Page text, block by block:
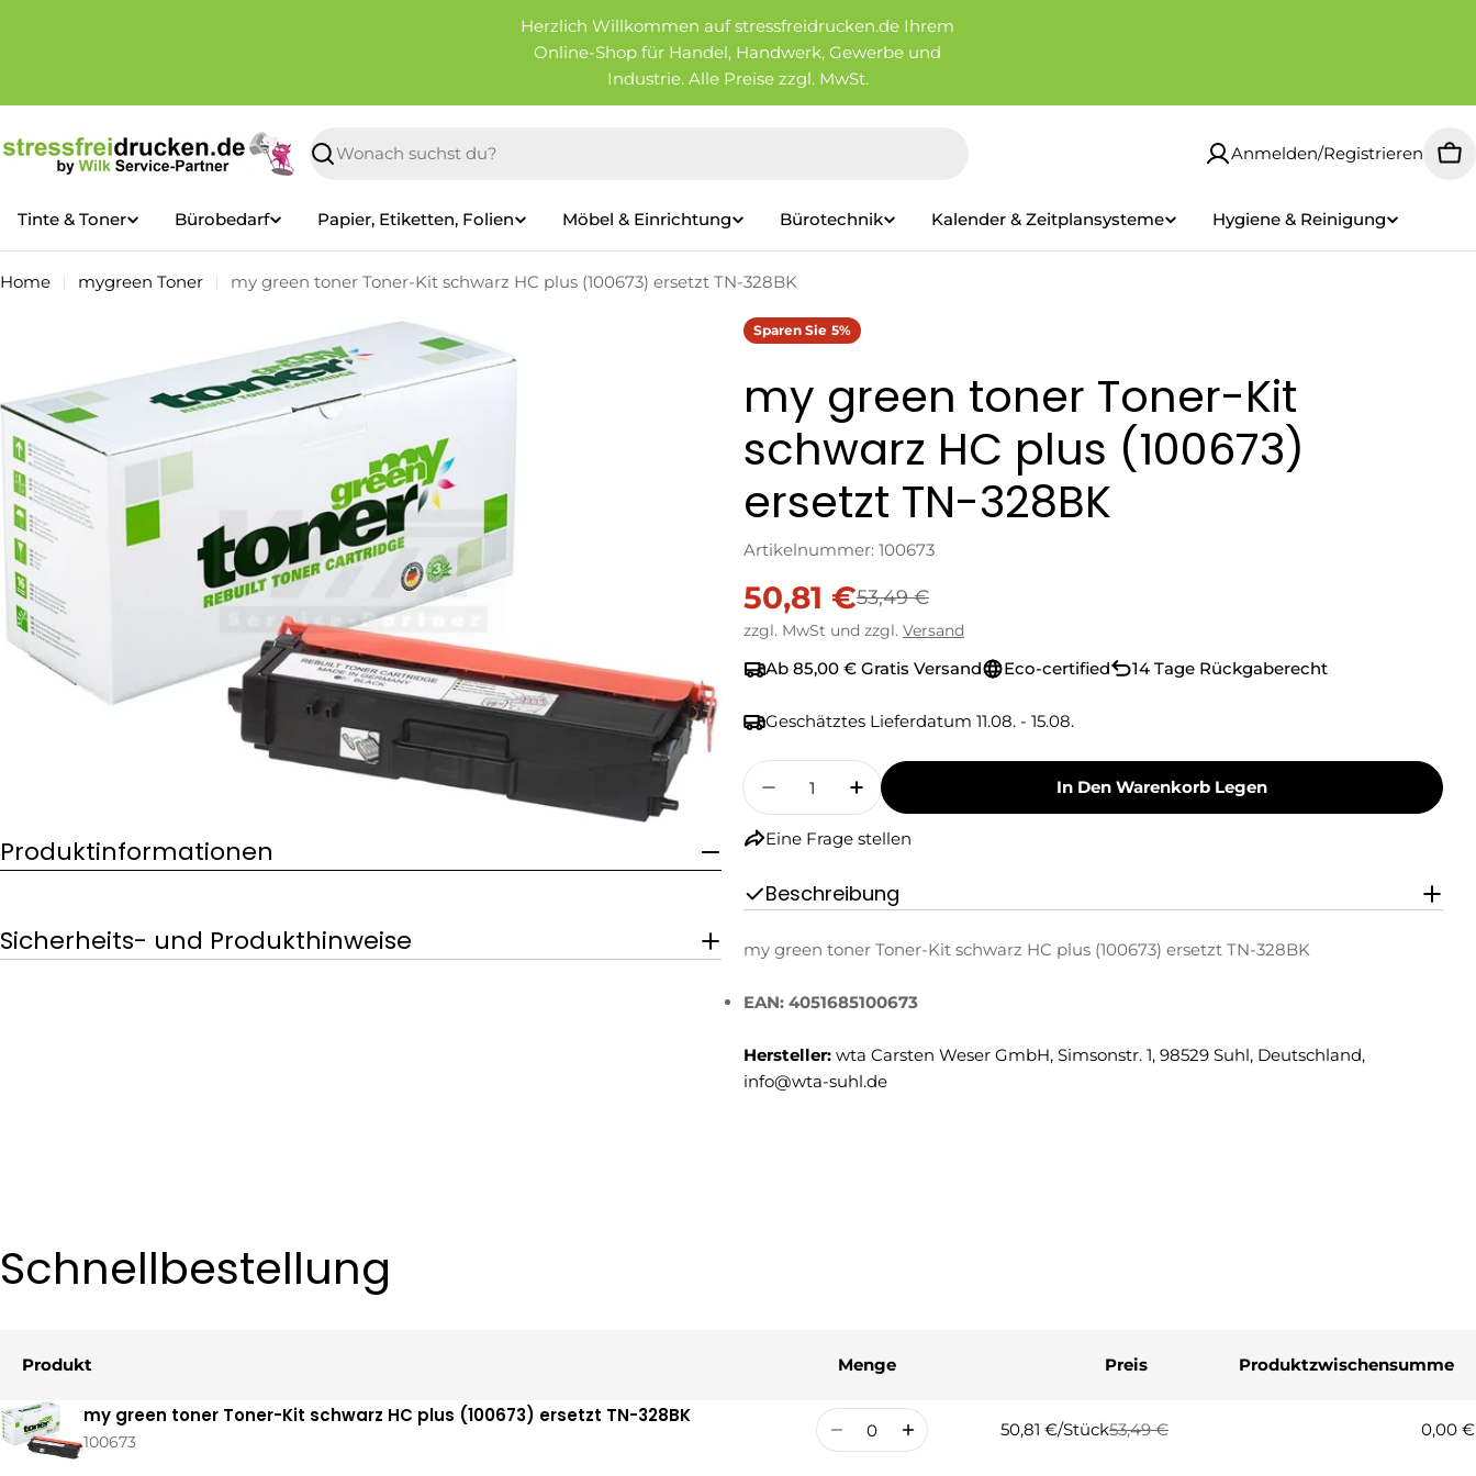
Herzlich Willkommen auf stressfreidrucken.de Ihrem
Online-Shop für Handel, Handwerk, Gewerbe und
Industrie. Alle Preise zzgl. MwSt.
Suchen
Anmelden/Registrieren
Tinte & Toner Bürobedarf Papier, Etiketten, Folien Möbel & Einrichtung Bürotechnik Kalender & Zeitplansysteme Hygiene & Reinigung
Home mygreen Toner my green toner Toner-Kit schwarz HC plus (100673) ersetzt TN-328BK
Produktinformationen
Sie das Medium 0 im Modalformat
Produktinformationen
Sicherheits- und Produkthinweise
Sparen Sie 5%
my green toner Toner-Kit
schwarz HC plus (100673)
ersetzt TN-328BK
Artikelnummer: 100673
Verkaufspreis
50,81 €
Regulärer
Preis
53,49 €
zzgl. MwSt und zzgl. Versand
Ab 85,00 € Gratis Versand Eco-certified 14 Tage Rückgaberecht
Geschätztes Lieferdatum 11.08. - 15.08.
Menge
Menge Für My Green Toner Toner-Kit Schwarz HC Plus (100673)
Menge Für My Green Toner Toner-Kit Schwarz HC Plus
In Den Warenkorb Legen
Eine Frage stellen
Beschreibung
my green toner Toner-Kit schwarz HC plus (100673) ersetzt TN-328BK
EAN: 4051685100673
Hersteller: wta Carsten Weser GmbH, Simsonstr. 1, 98529 Suhl, Deutschland,
info@wta-suhl.de
Schnellbestellung
Ihr
Warenkorb
Produkt Menge Preis Produktzwischensumme
my green toner Toner-Kit schwarz HC plus (100673) ersetzt TN-328BK
100673
Menge 50,81 €/Stück
Regulärer
53,49 €
Verkaufspreis
0,00 €